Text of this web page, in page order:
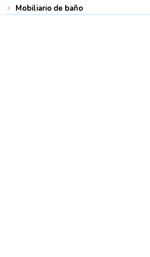
Mobiliario de baño